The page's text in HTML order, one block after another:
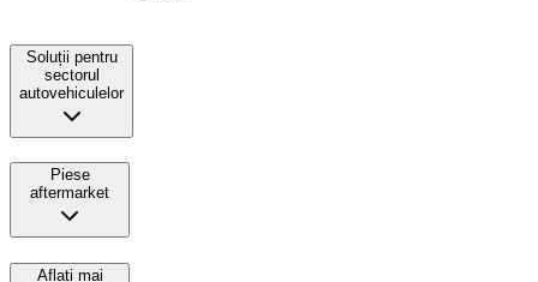
Soluții pentru
sectorul
autovehiculelor
Piese
aftermarket
Aflați mai